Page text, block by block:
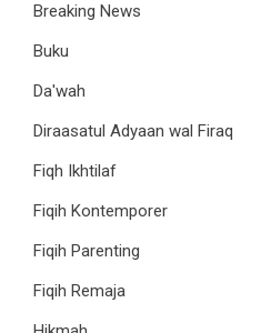
Breaking News
Buku
Da'wah
Diraasatul Adyaan wal Firaq
Fiqh Ikhtilaf
Fiqih Kontemporer
Fiqih Parenting
Fiqih Remaja